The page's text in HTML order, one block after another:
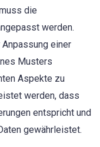
die
werden.
einer
Musters
Aspekte zu
werden, dass
entspricht und
gewährleistet.